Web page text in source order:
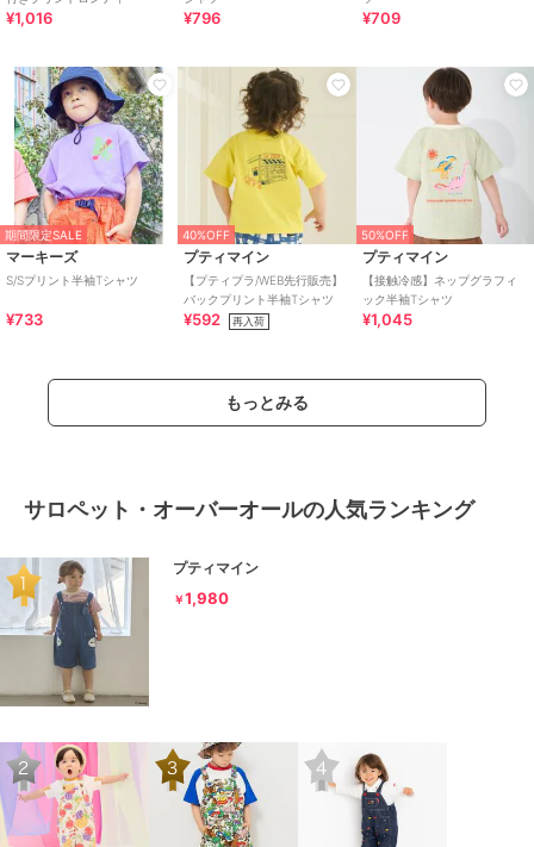
¥1,016 ¥796 ¥709
期間限定SALE
マーキーズ
S/Sプリント半袖Tシャツ
¥733
40%OFF
プティマイン
【プティプラ/WEB先行販売】
バックプリント半袖Tシャツ
¥592 再入荷
50%OFF
プティマイン
【接触冷感】ネップグラフィ
ック半袖Tシャツ
¥1,045
もっとみる
サロペット・オーバーオールの人気ランキング
プティマイン
￥1,980